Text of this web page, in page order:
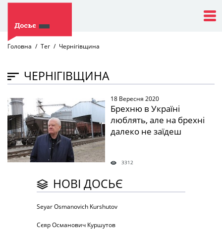
Головна Тег Чернігівщина
ЧЕРНІГІВЩИНА
" /> 18 Вересня 2020
Брехню в Україні
люблять, але на брехні
далеко не заїдеш
3312
НОВІ ДОСЬЄ
Seyar Osmanovich Kurshutov
Сєяр Османович Куршутов